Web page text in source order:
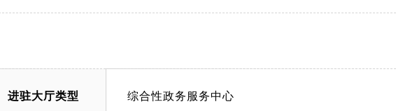
进驻大厅类型 综合性政务服务中心